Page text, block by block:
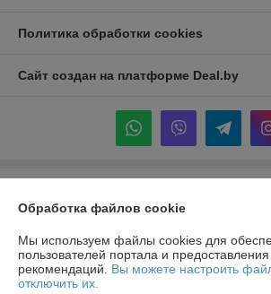
Политика обработки cookies
Сайт создан на платформе Deal.by
г. Минск ул. Прушинских дом 6 , кв 133
Регистрационный номер ЕГР: 193513378
Обработка файлов cookie
Мы используем файлы cookies для
пользователей портала и
рекомендаций. Вы можете настроить
отключить их.